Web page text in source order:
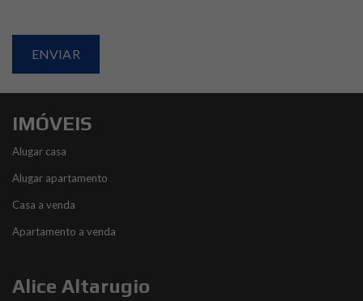
IMÓVEIS
Alugar casa
Alugar apartamento
Casa a venda
Apartamento a venda
Alice Altarugio